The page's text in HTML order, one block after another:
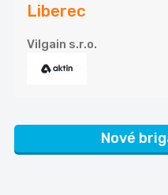
Liberec
Vilgain s.r.o.
Nové